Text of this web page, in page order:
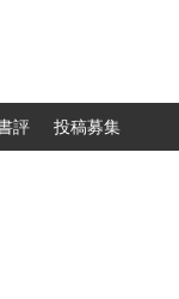
評 投稿募集